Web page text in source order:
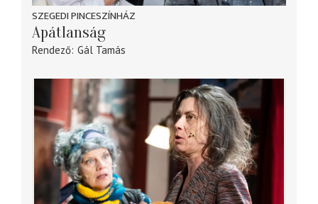
SZEGEDI PINCESZÍNHÁZ
Apátlanság
Rendező Gál Tamás